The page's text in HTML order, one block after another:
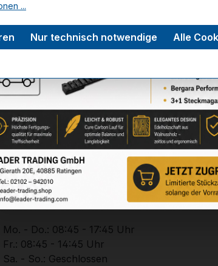
Service-Hotline
Unterstützung zu Ihrer Bestellung:
+49 (0) 2102 – 94201 – 0
Mo. - Do.: 08:45 - 17:45 Uhr
Fr.: 08:45 - 14:45 Uhr
Sa. - So.: Geschlossen
...
Nur technisch notwendige Alle